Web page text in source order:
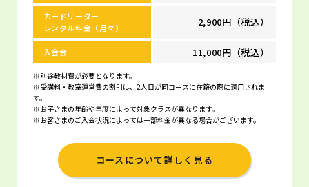
カードリーダー
レンタル料金（月々）
2,900円（税込）
入会金 11,000円（税込）
※別途教材費が必要となります。
※受講料・教室運営費の割引は、2人目が同コースに在籍の際に適用されま
す。
※お子さまの年齢や年度によって対象クラスが異なります。
※お客さまのご入会状況によっては一部料金が異なる場合がございます。
コースについて詳しく見る